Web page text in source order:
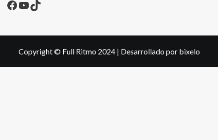
Facebook
YouTube
TikTok
Copyright © Full Ritmo 2024 | Desarrollado por bixelo